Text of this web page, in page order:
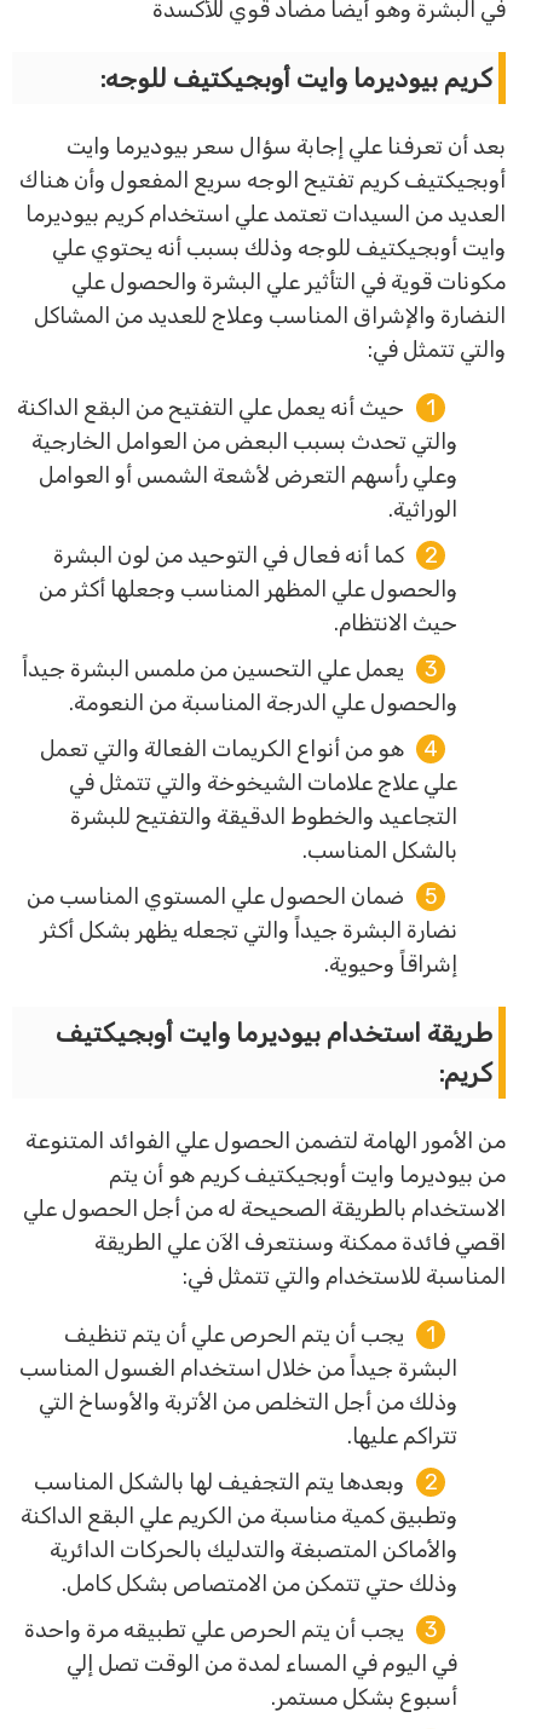
في البشرة وهو أيضاً مضاد قوي للأكسدة
كريم بيوديرما وايت أوبجيكتيف للوجه:
بعد أن تعرفنا علي إجابة سؤال سعر بيوديرما وايت
أوبجيكتيف كريم تفتيح الوجه سريع المفعول وأن هناك
العديد من السيدات تعتمد علي استخدام كريم بيوديرما
وايت أوبجيكتيف للوجه وذلك بسبب أنه يحتوي علي
مكونات قوية في التأثير علي البشرة والحصول علي
النضارة والإشراق المناسب وعلاج للعديد من المشاكل
والتي تتمثل في:
حيث أنه يعمل علي التفتيح من البقع الداكنة
والتي تحدث بسبب البعض من العوامل الخارجية
وعلي رأسهم التعرض لأشعة الشمس أو العوامل
الوراثية.
كما أنه فعال في التوحيد من لون البشرة
والحصول علي المظهر المناسب وجعلها أكثر من
حيث الانتظام.
يعمل علي التحسين من ملمس البشرة جيداً
والحصول علي الدرجة المناسبة من النعومة.
هو من أنواع الكريمات الفعالة والتي تعمل
علي علاج علامات الشيخوخة والتي تتمثل في
التجاعيد والخطوط الدقيقة والتفتيح للبشرة
بالشكل المناسب.
ضمان الحصول علي المستوي المناسب من
نضارة البشرة جيداً والتي تجعله يظهر بشكل أكثر
إشراقاً وحيوية.
طريقة استخدام بيوديرما وايت أوبجيكتيف
كريم:
من الأمور الهامة لتضمن الحصول علي الفوائد المتنوعة
من بيوديرما وايت أوبجيكتيف كريم هو أن يتم
الاستخدام بالطريقة الصحيحة له من أجل الحصول علي
اقصي فائدة ممكنة وسنتعرف الآن علي الطريقة
المناسبة للاستخدام والتي تتمثل في:
يجب أن يتم الحرص علي أن يتم تنظيف
البشرة جيداً من خلال استخدام الغسول المناسب
وذلك من أجل التخلص من الأتربة والأوساخ التي
تتراكم عليها.
وبعدها يتم التجفيف لها بالشكل المناسب
وتطبيق كمية مناسبة من الكريم علي البقع الداكنة
والأماكن المتصبغة والتدليك بالحركات الدائرية
وذلك حتي تتمكن من الامتصاص بشكل كامل.
يجب أن يتم الحرص علي تطبيقه مرة واحدة
في اليوم في المساء لمدة من الوقت تصل إلي
أسبوع بشكل مستمر.